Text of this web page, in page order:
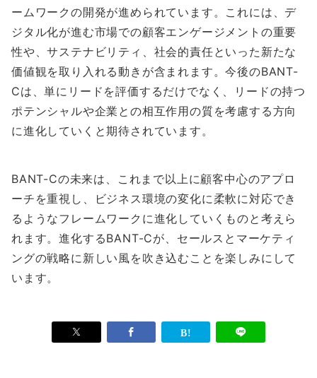
ームワークの開発が進められています。これには、デ
ジタル化が進む市場での顧客エンゲージメントの重要
性や、サステナビリティ、社会的責任といった新たな
価値観を取り入れる動きが含まれます。今後のBANT-
Cは、単にリードを評価するだけでなく、リードの持つ
ポテンシャルや企業との相互作用の質を考慮する方向
に進化していくと期待されています。
BANT-Cの未来は、これまで以上に顧客中心のアプロ
ーチを重視し、ビジネス環境の変化に柔軟に対応でき
るようなフレームワークに進化していくものと考えら
れます。進化するBANT-Cが、セールスとマーケティ
ングの戦略に新しい風を吹き込むことを楽しみにして
います。